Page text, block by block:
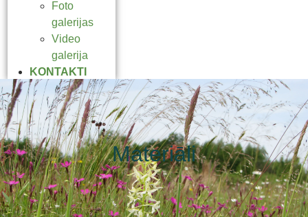
Foto
galerijas
Video
galerija
KONTAKTI
Materiāli